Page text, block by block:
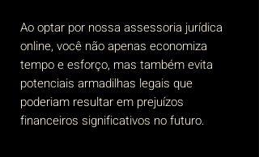
Ao optar por nossa assessoria jurídica
online, você não apenas economiza
tempo e esforço, mas também evita
potenciais armadilhas legais que
poderiam resultar em prejuízos
financeiros significativos no futuro.